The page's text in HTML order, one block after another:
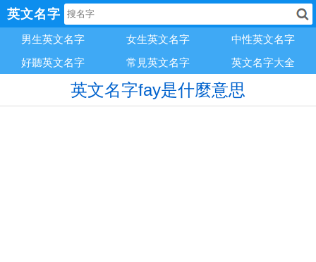
英文名字
男生英文名字 女生英文名字
中性英文名字
好聽英文名字
常見英文名字 英文名字大全
英文名字fay是什麼意思